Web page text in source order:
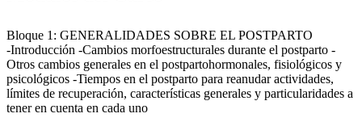
Bloque 1: GENERALIDADES SOBRE EL POSTPARTO
-Introducción -Cambios morfoestructurales durante el postparto -
Otros cambios generales en el postpartohormonales, fisiológicos y
psicológicos -Tiempos en el postparto para reanudar actividades,
límites de recuperación, características generales y particularidades a
tener en cuenta en cada uno